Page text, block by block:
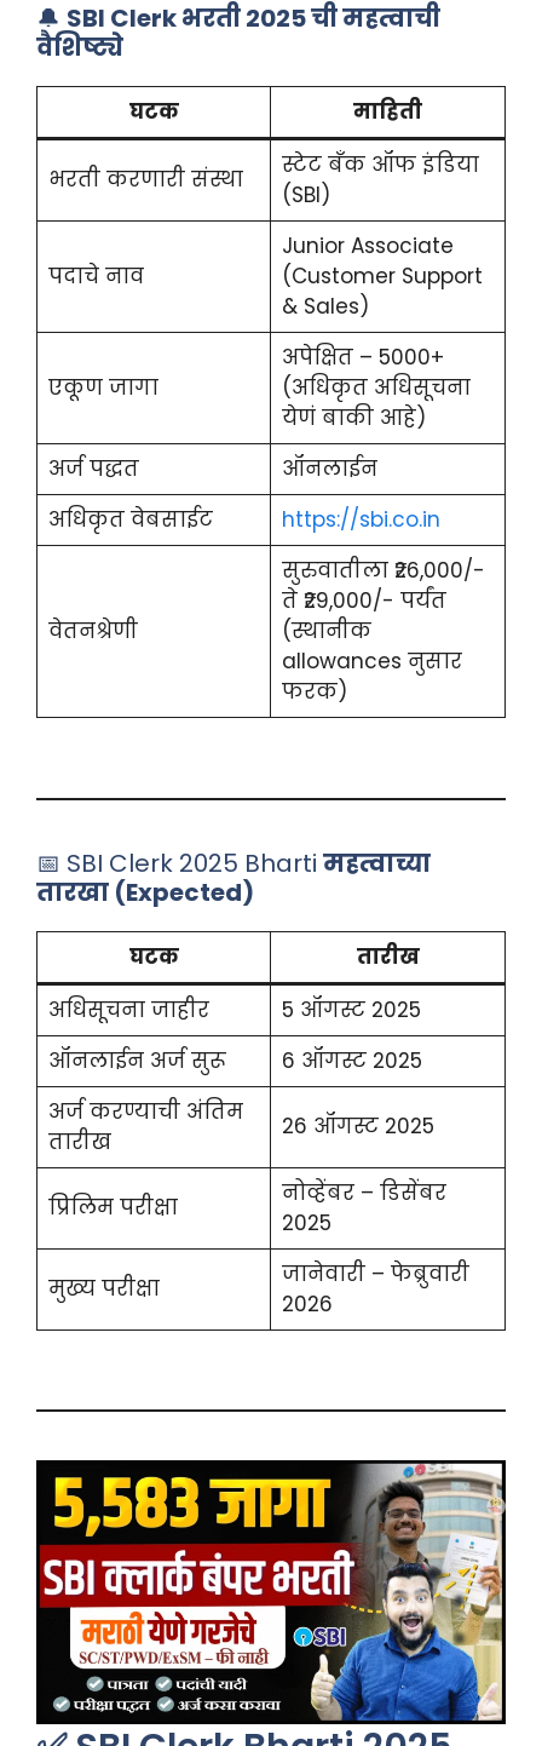
🔔 SBI Clerk भरती 2025 ची महत्वाची
वैशिष्ट्ये
घटक माहिती
भरती करणारी संस्था
स्टेट बँक ऑफ इंडिया
(SBI)
पदाचे नाव
Junior Associate
(Customer Support
& Sales)
एकूण जागा
अपेक्षित – 5000+
(अधिकृत अधिसूचना
येणं बाकी आहे)
अर्ज पद्धत
ऑनलाईन
अधिकृत वेबसाईट
https://sbi.co.in
वेतनश्रेणी
सुरुवातीला ₹26,000/-
ते ₹29,000/- पर्यंत
(स्थानीक
allowances नुसार
फरक)
📅 SBI Clerk 2025 Bharti महत्वाच्या
तारखा (Expected)
घटक
तारीख
अधिसूचना जाहीर
5 ऑगस्ट 2025
ऑनलाईन अर्ज सुरू
6 ऑगस्ट 2025
अर्ज करण्याची अंतिम
तारीख
26 ऑगस्ट 2025
प्रिलिम परीक्षा
नोव्हेंबर – डिसेंबर
2025
मुख्य परीक्षा
जानेवारी – फेब्रुवारी
2026